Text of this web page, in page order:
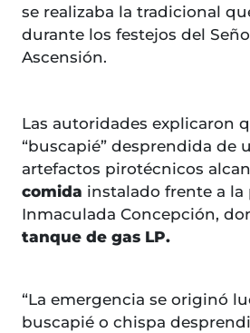
se realizaba la tradicional
durante los festejos del
Ascensión.
Las autoridades explicaron
“buscapié” desprendida de
artefactos pirotécnicos
comida instalado frente a la
Inmaculada Concepción,
tanque de gas LP.
“La emergencia se originó
buscapié o chispa